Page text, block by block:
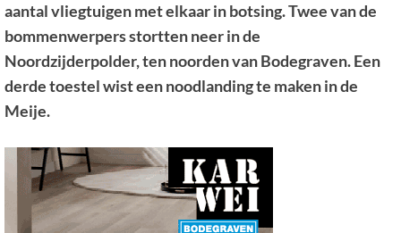
aantal vliegtuigen met elkaar in botsing. Twee van de
bommenwerpers stortten neer in de
Noordzijderpolder, ten noorden van Bodegraven. Een
derde toestel wist een noodlanding te maken in de
Meije.